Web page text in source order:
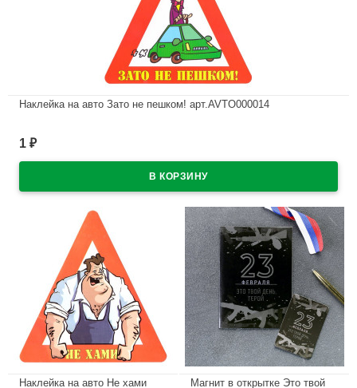
Наклейка на авто Зато не пешком! арт.AVTO000014
1 ₽
Наклейка на авто Не хами Магнит в открытке Это твой